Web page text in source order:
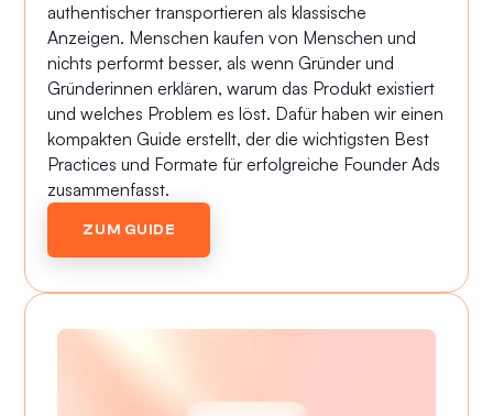
authentischer transportieren als klassische
Anzeigen. Menschen kaufen von Menschen und
nichts performt besser, als wenn Gründer und
Gründerinnen erklären, warum das Produkt existiert
und welches Problem es löst. Dafür haben wir einen
kompakten Guide erstellt, der die wichtigsten Best
Practices und Formate für erfolgreiche Founder Ads
zusammenfasst.
ZUM GUIDE